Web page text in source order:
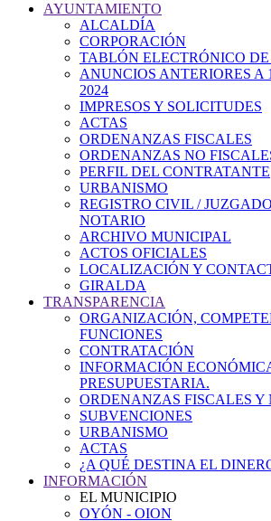
AYUNTAMIENTO
ALCALDÍA
CORPORACIÓN
TABLÓN ELECTRÓNICO
ANUNCIOS ANTERIORES A
2024
IMPRESOS Y SOLICITUDES
ACTAS
ORDENANZAS FISCALES
ORDENANZAS NO
PERFIL DEL CONTRATANTE
URBANISMO
REGISTRO CIVIL /
NOTARIO
ARCHIVO MUNICIPAL
ACTOS OFICIALES
LOCALIZACIÓN Y
GIRALDA
TRANSPARENCIA
ORGANIZACIÓN,
FUNCIONES
CONTRATACIÓN
INFORMACIÓN
PRESUPUESTARIA.
ORDENANZAS FISCALES Y
SUBVENCIONES
URBANISMO
ACTAS
¿A QUÉ DESTINA EL
INFORMACIÓN
EL MUNICIPIO
OYÓN - OION